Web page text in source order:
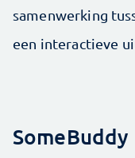
samenwerking
een interactieve
SomeBuddy